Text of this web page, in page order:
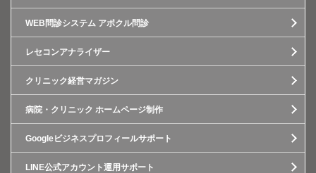
WEB問診システム アポクル問診
レセコンアナライザー
クリニック経営マガジン
病院・クリニック ホームページ制作
Googleビジネスプロフィールサポート
LINE公式アカウント運用サポート